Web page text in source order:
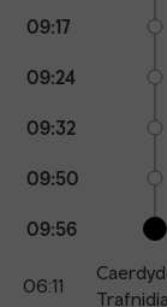
09:17
09:24
09:32
09:50
09:56
06:11